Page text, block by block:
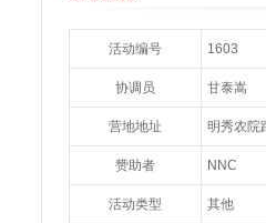
活动编号 1603
协调员 甘泰嵩
营地地址 明秀农院
赞助者 NNC
活动类型 其他